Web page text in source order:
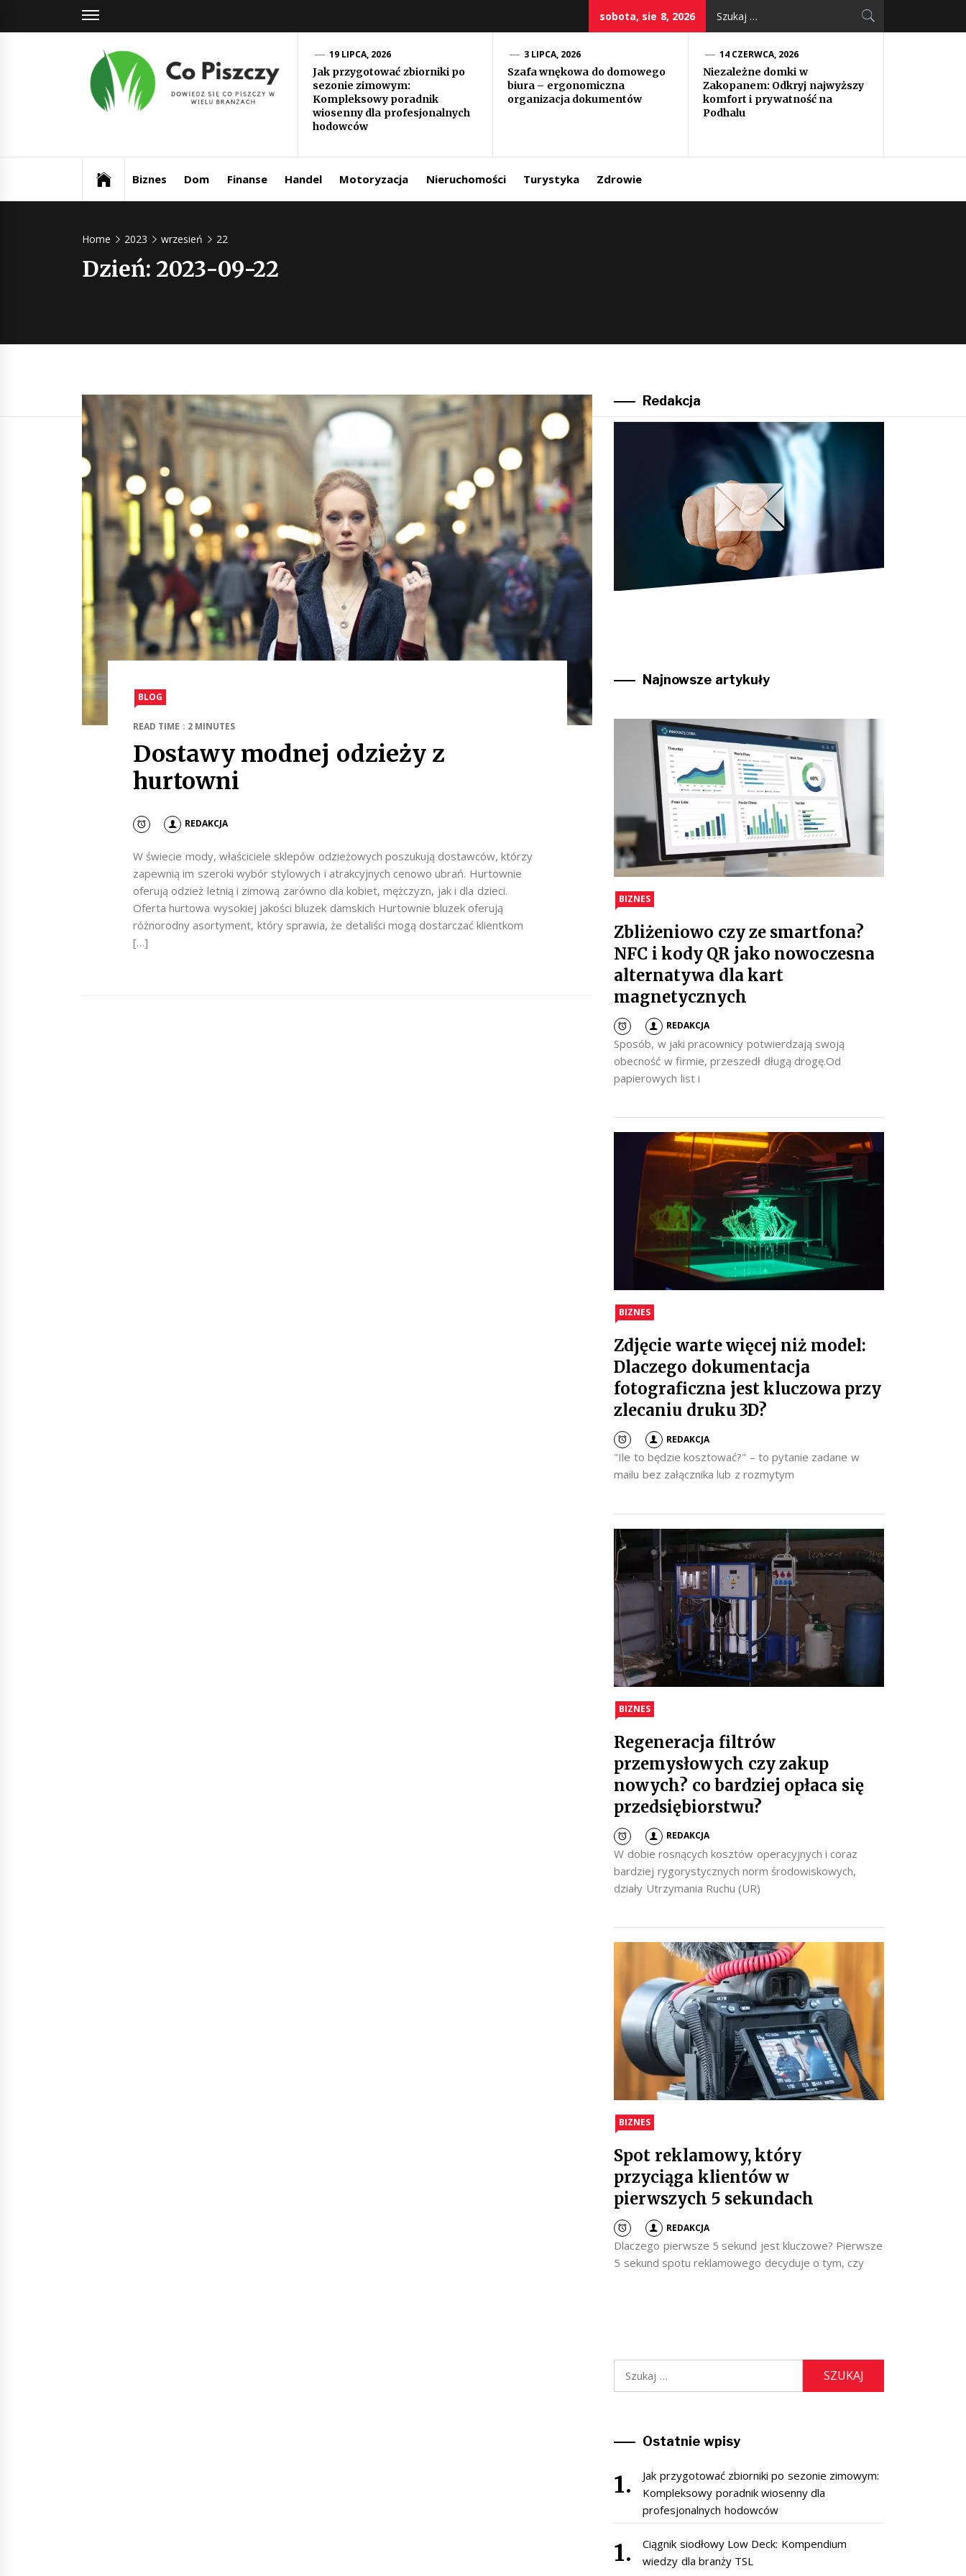
sobota, sie 8, 2026
Szukaj:
Co
Piszczy
19 LIPCA, 2026
Jak przygotować zbiorniki po
sezonie zimowym:
Kompleksowy poradnik
wiosenny dla profesjonalnych
hodowców
3 LIPCA, 2026
Szafa wnękowa do domowego
biura – ergonomiczna
organizacja dokumentów
14 CZERWCA, 2026
Niezależne domki w
Zakopanem: Odkryj najwyższy
komfort i prywatność na
Podhalu
Biznes Dom Finanse Handel Motoryzacja Nieruchomości Turystyka Zdrowie
Home 2023 wrzesień 22
Dzień: 2023-09-22
BLOG
READ TIME : 2 MINUTES
Dostawy modnej odzieży z
hurtowni
REDAKCJA
W świecie mody, właściciele sklepów odzieżowych poszukują dostawców, którzy
zapewnią im szeroki wybór stylowych i atrakcyjnych cenowo ubrań. Hurtownie
oferują odzież letnią i zimową zarówno dla kobiet, mężczyzn, jak i dla dzieci.
Oferta hurtowa wysokiej jakości bluzek damskich Hurtownie bluzek oferują
różnorodny asortyment, który sprawia, że detaliści mogą dostarczać klientkom
[…]
Redakcja
Najnowsze artykuły
BIZNES
Zbliżeniowo czy ze smartfona?
NFC i kody QR jako nowoczesna
alternatywa dla kart
magnetycznych
REDAKCJA
Sposób, w jaki pracownicy potwierdzają swoją
obecność w firmie, przeszedł długą drogę.Od
papierowych list i
BIZNES
Zdjęcie warte więcej niż model:
Dlaczego dokumentacja
fotograficzna jest kluczowa przy
zlecaniu druku 3D?
REDAKCJA
"Ile to będzie kosztować?" – to pytanie zadane w
mailu bez załącznika lub z rozmytym
BIZNES
Regeneracja filtrów
przemysłowych czy zakup
nowych? co bardziej opłaca się
przedsiębiorstwu?
REDAKCJA
W dobie rosnących kosztów operacyjnych i coraz
bardziej rygorystycznych norm środowiskowych,
działy Utrzymania Ruchu (UR)
BIZNES
Spot reklamowy, który
przyciąga klientów w
pierwszych 5 sekundach
REDAKCJA
Dlaczego pierwsze 5 sekund jest kluczowe? Pierwsze
5 sekund spotu reklamowego decyduje o tym, czy
Ostatnie wpisy
Jak przygotować zbiorniki po sezonie zimowym:
Kompleksowy poradnik wiosenny dla
profesjonalnych hodowców
Ciągnik siodłowy Low Deck: Kompendium
wiedzy dla branży TSL